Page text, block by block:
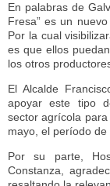
En palabras de
Fresa” es un
Por la cual
es que ellos
los otros
El Alcalde
apoyar este tipo
sector agrícola
mayo, el período
Por su parte,
Constanza,